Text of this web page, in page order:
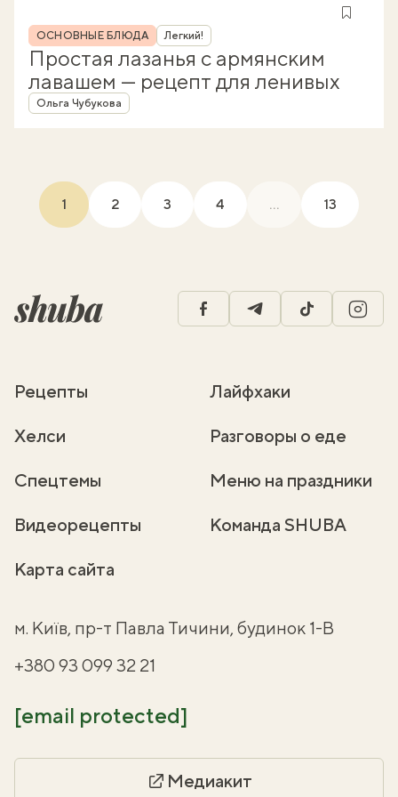
Рубрика
ОСНОВНЫЕ БЛЮДА Легкий!
Простая лазанья с армянским
лавашем — рецепт для ленивых
Автор
Ольга Чубукова
1(current)
2 3 4 ... 13
facebooktelegramtiktok
Рецепты Лайфхаки
Хелси Разговоры о еде
Спецтемы Меню на праздники
Видеорецепты Команда SHUBA
Карта сайта
м. Київ, пр-т Павла Тичини, будинок 1-В
+380 93 099 32 21
[email protected]
Медиакит